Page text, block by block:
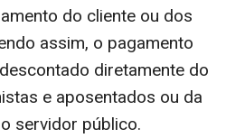
do cliente ou dos
assim, o pagamento
diretamente do
e aposentados ou da
servidor público.